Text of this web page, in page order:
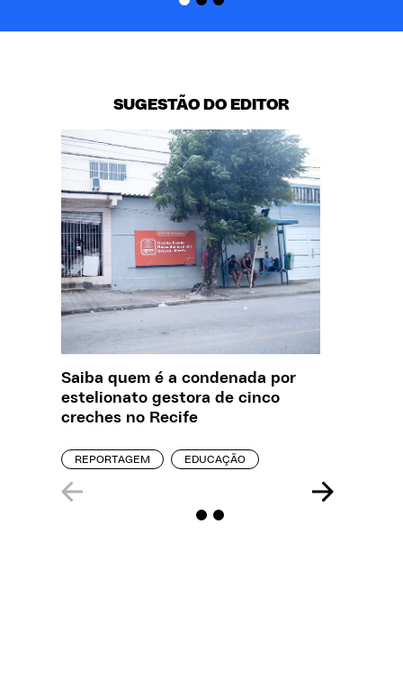
SUGESTÃO DO EDITOR
Saiba quem é a condenada por
estelionato gestora de cinco
creches no Recife
REPORTAGEM EDUCAÇÃO